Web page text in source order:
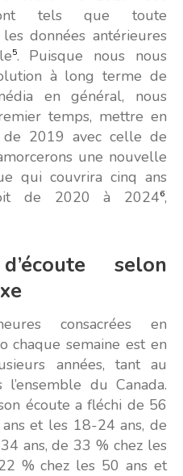
tels que toute
données antérieures
5. Puisque nous nous
à long terme de
en général, nous
temps, mettre en
de 2019 avec celle de
une nouvelle
qui couvrira cinq ans
de 2020 à 20246,
selon
consacrées en
chaque semaine est en
années, tant au
du Canada.
écoute a fléchi de 56
et les 18-24 ans, de
ans, de 33 % chez les
% chez les 50 ans et